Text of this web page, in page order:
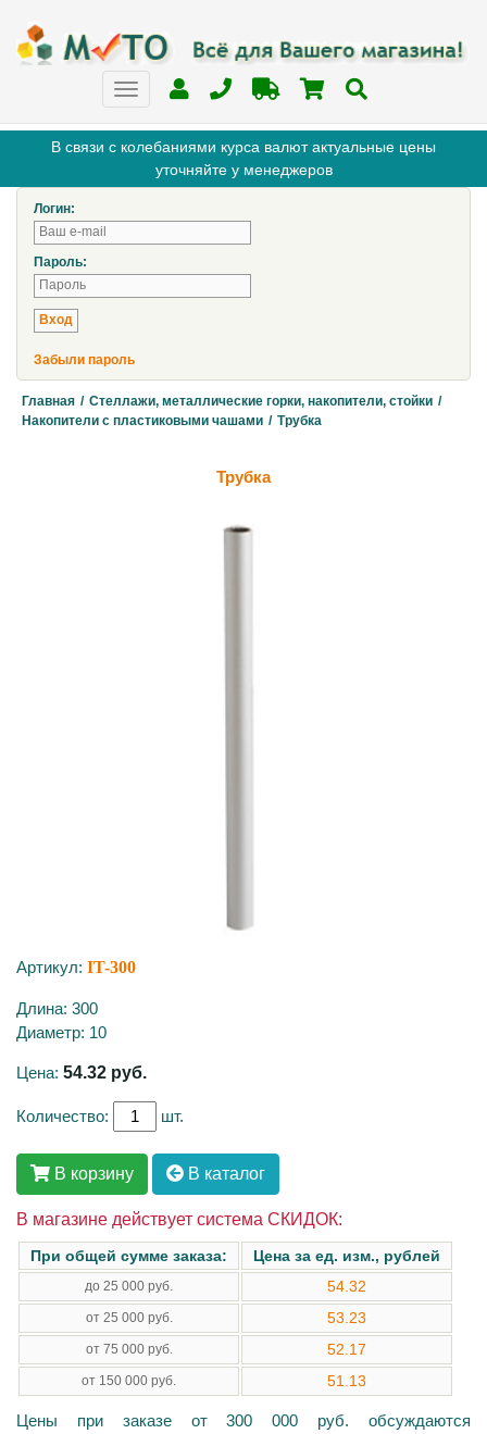
В связи с колебаниями курса валют актуальные цены
уточняйте у менеджеров
Логин:
Пароль:
Забыли пароль
Главная / Стеллажи, металлические горки, накопители, стойки /
Накопители с пластиковыми чашами / Трубка
Трубка
Артикул: IT-300
Длина: 300
Диаметр: 10
Цена: 54.32 руб.
Количество: шт.
В корзину В каталог
В магазине действует система СКИДОК:
При общей сумме заказа: Цена за ед. изм., рублей
до 25 000 руб. 54.32
от 25 000 руб. 53.23
от 75 000 руб. 52.17
от 150 000 руб. 51.13
Цены при заказе от 300 000 руб. обсуждаются